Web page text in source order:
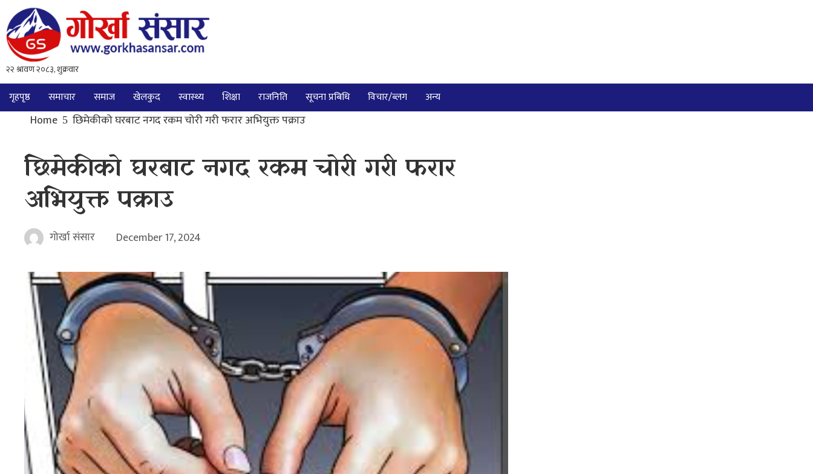
गृहपृष्ठ समाचार समाज खेलकुद स्वास्थ्य शिक्षा राजनिति सूचना प्रबिधि विचार/ब्लग अन्य
Home छिमेकीको घरबाट नगद रकम चोरी गरी फरार अभियुक्त पक्राउ
छिमेकीको घरबाट नगद रकम चोरी गरी फरार
अभियुक्त पक्राउ
गोर्खा संसार December 17, 2024